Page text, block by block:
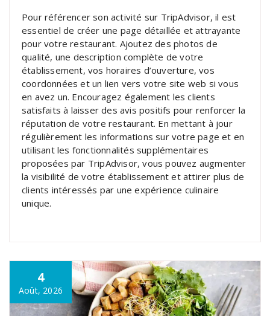
Pour référencer son activité sur TripAdvisor, il est
essentiel de créer une page détaillée et attrayante
pour votre restaurant. Ajoutez des photos de
qualité, une description complète de votre
établissement, vos horaires d’ouverture, vos
coordonnées et un lien vers votre site web si vous
en avez un. Encouragez également les clients
satisfaits à laisser des avis positifs pour renforcer la
réputation de votre restaurant. En mettant à jour
régulièrement les informations sur votre page et en
utilisant les fonctionnalités supplémentaires
proposées par TripAdvisor, vous pouvez augmenter
la visibilité de votre établissement et attirer plus de
clients intéressés par une expérience culinaire
unique.
4
Août, 2026